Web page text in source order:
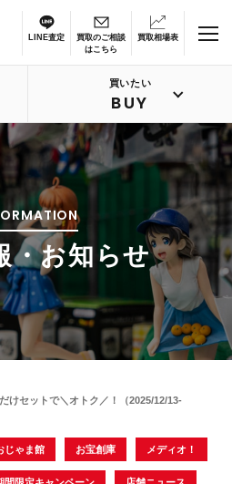
LINE査定
買取のご相談
はこちら
買取相場表
買いたい
BUY
・お知らせ
けセットで＼オトク／！（2025/12/13-
じゃま館 お宝創庫 メディオ！